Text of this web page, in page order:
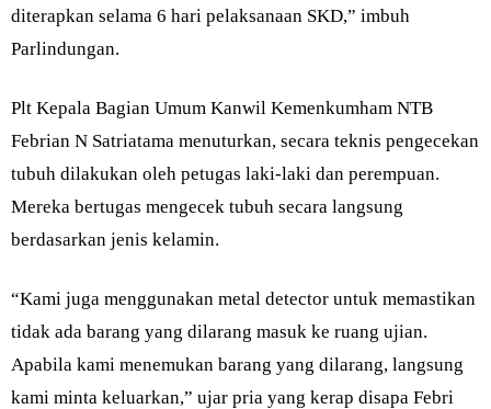
diterapkan selama 6 hari pelaksanaan SKD,” imbuh
Parlindungan.
Plt Kepala Bagian Umum Kanwil Kemenkumham NTB
Febrian N Satriatama menuturkan, secara teknis pengecekan
tubuh dilakukan oleh petugas laki-laki dan perempuan.
Mereka bertugas mengecek tubuh secara langsung
berdasarkan jenis kelamin.
“Kami juga menggunakan metal detector untuk memastikan
tidak ada barang yang dilarang masuk ke ruang ujian.
Apabila kami menemukan barang yang dilarang, langsung
kami minta keluarkan,” ujar pria yang kerap disapa Febri